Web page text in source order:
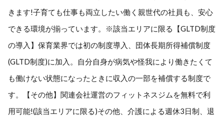
きます!子育ても仕事も両立したい働く親世代の社員も、安心
できる環境が揃っています。※該当エリアに限る【GLTD制度
の導入】保育業界では初の制度導入、団体長期所得補償制度
(GLTD制度)に加入。自分自身が病気や怪我により働きたくて
も働けない状態になったときに収入の一部を補償する制度で
す。【その他】関連会社運営のフィットネスジムを無料で利
用可能!(該当エリアに限る)その他、介護による週休3日制、退